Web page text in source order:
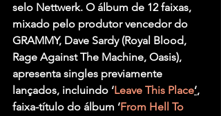
selo Nettwerk. O álbum de 12 faixas,
mixado pelo produtor vencedor do
GRAMMY, Dave Sardy (Royal Blood,
Rage Against The Machine, Oasis),
apresenta singles previamente
lançados, incluindo ‘Leave This Place’,
faixa-título do álbum ‘From Hell To